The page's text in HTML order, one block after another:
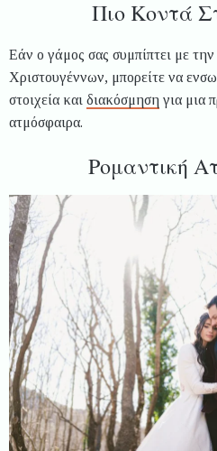
Πιο Κοντά
Εάν ο γάμος σας συμπίπτει με
Χριστουγέννων, μπορείτε να
στοιχεία και διακόσμηση για μια
ατμόσφαιρα.
Ρομαντική